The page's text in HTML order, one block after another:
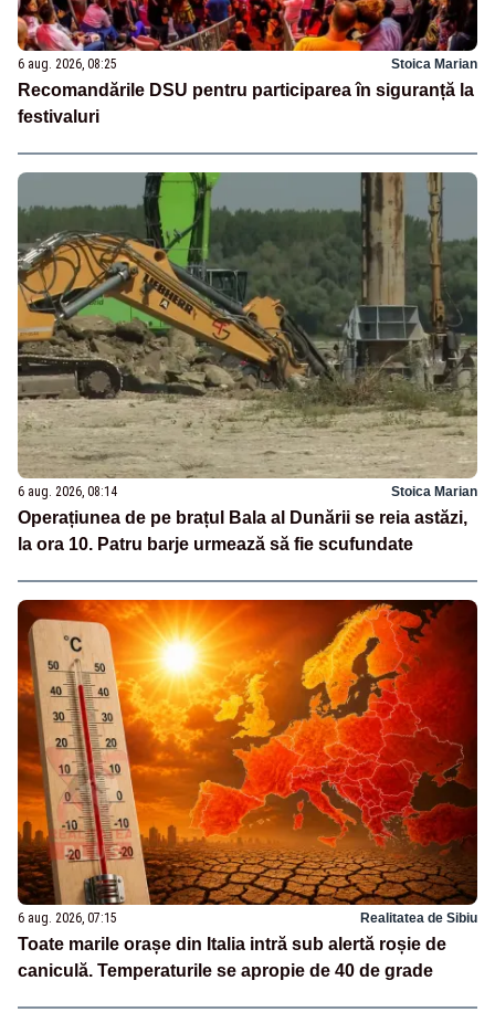
6 aug. 2026, 08:25 Stoica Marian
Recomandările DSU pentru participarea în siguranță la
festivaluri
6 aug. 2026, 08:14 Stoica Marian
Operațiunea de pe brațul Bala al Dunării se reia astăzi,
la ora 10. Patru barje urmează să fie scufundate
6 aug. 2026, 07:15 Realitatea de Sibiu
Toate marile orașe din Italia intră sub alertă roșie de
caniculă. Temperaturile se apropie de 40 de grade